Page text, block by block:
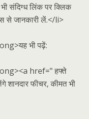
संदिग्ध लिंक पर क्लिक
से जानकारी लें.</li>
भी पढ़ें:
href=" हफ्ते
शानदार फीचर, कीमत भी